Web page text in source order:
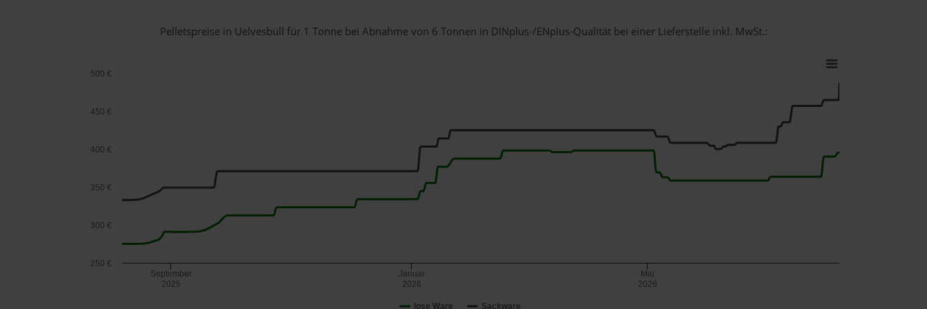
Pelletspreise in Uelvesbüll für 1 Tonne bei Abnahmevon 6 Tonnen in DINplus-/ENplus-Qualität bei einer Lieferstelle inkl. MwSt.:
lose Ware Sackware
September
2025
Januar
2026
Mai
2026
250 €
300 €
350 €
400 €
450 €
500 €